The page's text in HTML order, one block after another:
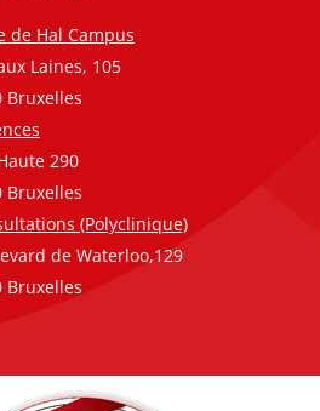
de Hal Campus
Laines, 105
Bruxelles
290
Bruxelles
(Polyclinique)
de Waterloo,129
Bruxelles